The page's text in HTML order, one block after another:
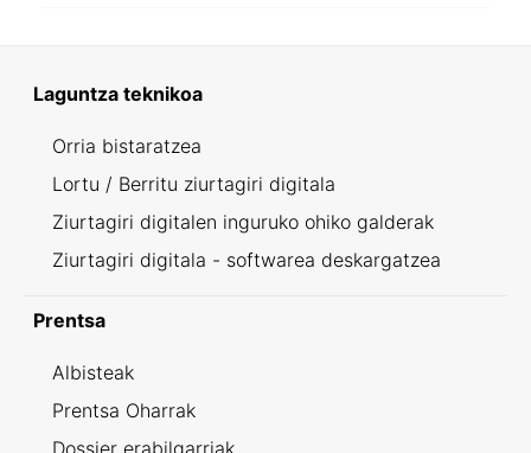
Laguntza teknikoa
Orria bistaratzea
Lortu / Berritu ziurtagiri digitala
Ziurtagiri digitalen inguruko ohiko galderak
Ziurtagiri digitala - softwarea deskargatzea
Prentsa
Albisteak
Prentsa Oharrak
Dossier erabilgarriak